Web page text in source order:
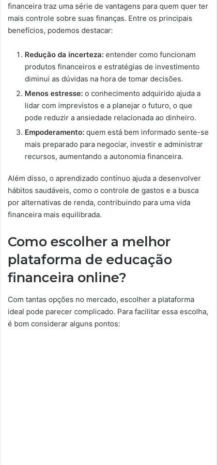
financeira traz uma série de vantagens para quem quer ter
mais controle sobre suas finanças. Entre os principais
benefícios, podemos destacar:
Redução da incerteza: entender como funcionam
produtos financeiros e estratégias de investimento
diminui as dúvidas na hora de tomar decisões.
Menos estresse: o conhecimento adquirido ajuda a
lidar com imprevistos e a planejar o futuro, o que
pode reduzir a ansiedade relacionada ao dinheiro.
Empoderamento: quem está bem informado sente-se
mais preparado para negociar, investir e administrar
recursos, aumentando a autonomia financeira.
Além disso, o aprendizado contínuo ajuda a desenvolver
hábitos saudáveis, como o controle de gastos e a busca
por alternativas de renda, contribuindo para uma vida
financeira mais equilibrada.
Como escolher a melhor
plataforma de educação
financeira online?
Com tantas opções no mercado, escolher a plataforma
ideal pode parecer complicado. Para facilitar essa escolha,
é bom considerar alguns pontos: